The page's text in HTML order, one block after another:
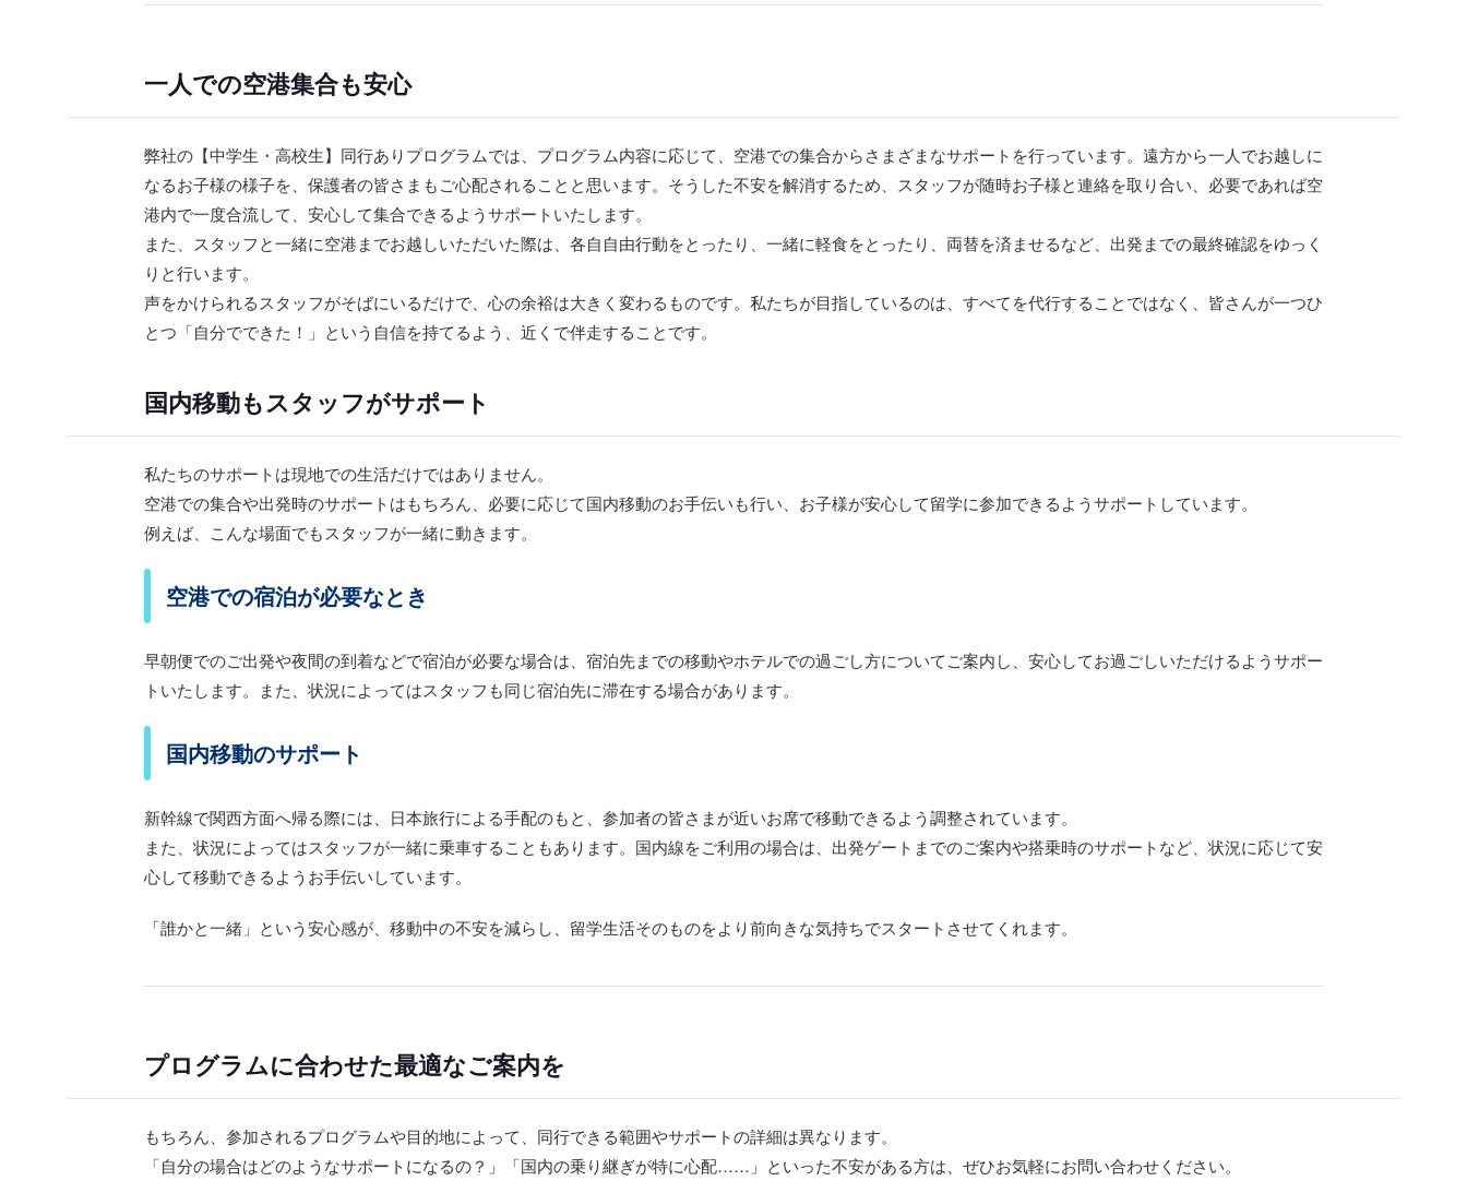
一人での空港集合も安心
弊社の【中学生・高校生】同行ありプログラムでは、プログラム内容に応じて、空港での集合からさまざまなサポートを行っています。遠方から一人でお越しに
なるお子様の様子を、保護者の皆さまもご心配されることと思います。そうした不安を解消するため、スタッフが随時お子様と連絡を取り合い、必要であれば空
港内で一度合流して、安心して集合できるようサポートいたします。
また、スタッフと一緒に空港までお越しいただいた際は、各自自由行動をとったり、一緒に軽食をとったり、両替を済ませるなど、出発までの最終確認をゆっく
りと行います。
声をかけられるスタッフがそばにいるだけで、心の余裕は大きく変わるものです。私たちが目指しているのは、すべてを代行することではなく、皆さんが一つひ
とつ「自分でできた！」という自信を持てるよう、近くで伴走することです。
国内移動もスタッフがサポート
私たちのサポートは現地での生活だけではありません。
空港での集合や出発時のサポートはもちろん、必要に応じて国内移動のお手伝いも行い、お子様が安心して留学に参加できるようサポートしています。
例えば、こんな場面でもスタッフが一緒に動きます。
空港での宿泊が必要なとき
早朝便でのご出発や夜間の到着などで宿泊が必要な場合は、宿泊先までの移動やホテルでの過ごし方についてご案内し、安心してお過ごしいただけるようサポー
トいたします。また、状況によってはスタッフも同じ宿泊先に滞在する場合があります。
国内移動のサポート
新幹線で関西方面へ帰る際には、日本旅行による手配のもと、参加者の皆さまが近いお席で移動できるよう調整されています。
また、状況によってはスタッフが一緒に乗車することもあります。国内線をご利用の場合は、出発ゲートまでのご案内や搭乗時のサポートなど、状況に応じて安
心して移動できるようお手伝いしています。
「誰かと一緒」という安心感が、移動中の不安を減らし、留学生活そのものをより前向きな気持ちでスタートさせてくれます。
プログラムに合わせた最適なご案内を
もちろん、参加されるプログラムや目的地によって、同行できる範囲やサポートの詳細は異なります。
「自分の場合はどのようなサポートになるの？」「国内の乗り継ぎが特に心配……」といった不安がある方は、ぜひお気軽にお問い合わせください。